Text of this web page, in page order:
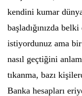
kendini kumar
başladığınızda
istiyordunuz ama bir
nasıl geçtiğini
tıkanma, bazı
Banka hesapları